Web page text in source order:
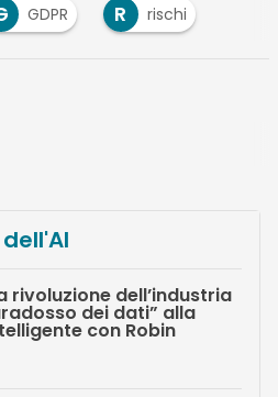
GDPR R rischi
rivoluzione dell’industria
dei dati” alla
con Robin